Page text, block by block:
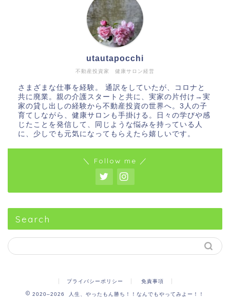
不動産投資家 健康サロン経営
utautapocchi
さまざまな仕事を経験。 通訳をしていたが、コロナと
共に廃業。親の介護スタートと共に、実家の片付け→実
家の貸し出しの経験から不動産投資の世界へ。3人の子
育てしながら、健康サロンも手掛ける。日々の学びや感
じたことを発信して、同じような悩みを持っている人
に、少しでも元気になってもらえたら嬉しいです。
＼ Follow me ／
Search
プライバシーポリシー 免責事項
2020–2026 人生、やったもん勝ち！！なんでもやってみよー！！